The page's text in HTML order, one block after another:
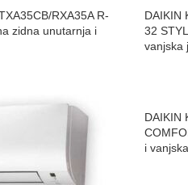
RXA35A R-
zidna unutarnja i
DAIKIN
32
vanjska
DAIKIN
i